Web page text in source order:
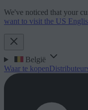
We've noticed that your
want to visit the US
België
Waar te kopen